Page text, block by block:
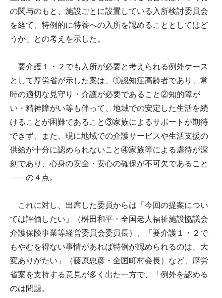
の関与のもと、施設ごとに設置している入所検討委員会
を経て、特例的に特養への入所を認めることとしてはど
うか」との考えを示した。
要介護１・２でも入所が必要と考えられる例外ケース
として厚労省が示した案は、①認知症高齢者であり、常
時の適切な見守り・介護が必要であること②知的障が
い・精神障がい等も伴って、地域での安定した生活を続
けることが困難であること③家族によるサポートが期待
できず、また、現に地域での介護サービスや生活支援の
供給が十分に認められないこと④家族等による虐待が深
刻であり、心身の安全・安心の確保が不可欠であること
――の４点。
これに対し、出席した委員からは「今回の提案につい
ては評価したい」（桝田和平・全国老人福祉施設協議会
介護保険事業等経営委員会委員長）、「要介護１・２で
もやむを得ない事情があれば特例が認められるのは、大
変ありがたい」（藤原忠彦・全国町村会長）など、厚労
省案を支持する意見が多く出た一方で、「例外を認める
のは問題。